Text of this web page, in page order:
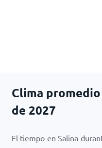
Clima
de 2027
El tiempo en Salina